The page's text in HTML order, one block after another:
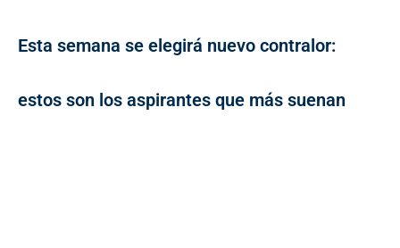
Esta semana se elegirá nuevo contralor:
estos son los aspirantes que más suenan